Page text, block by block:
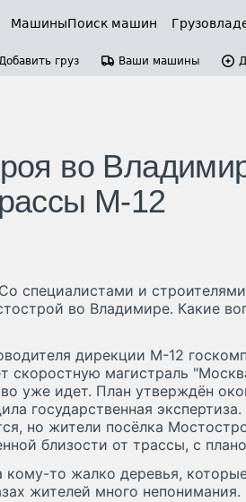
МашиныПоиск машин
груз Ваши машины
во
М-12
специалистами и
во Владимире. Какие
дирекции М-12
скоростную магистраль
уже идет. План утверждён
государственная
но жители посёлка
близости от трассы, с
кому-то жалко деревья,
жителей много непонимания.